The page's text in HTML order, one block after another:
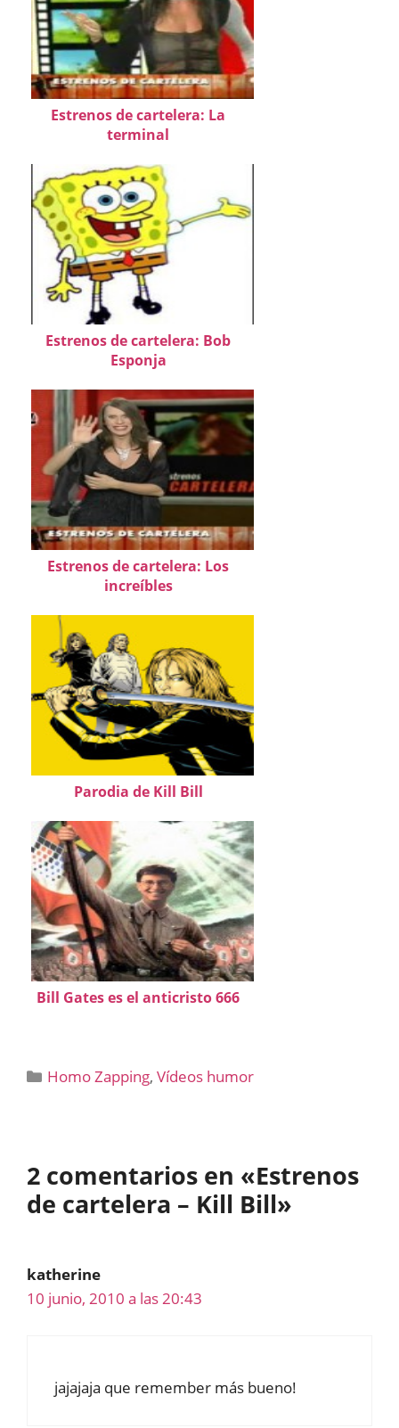
Estrenos de cartelera: La
terminal
Estrenos de cartelera: Bob
Esponja
Estrenos de cartelera: Los
increíbles
Parodia de Kill Bill
Bill Gates es el anticristo 666
Categorías
Homo Zapping,Vídeos humor
2 comentarios en «Estrenos
de cartelera – Kill Bill»
katherine
10 junio, 2010 a las 20:43
jajajaja que remember más bueno!